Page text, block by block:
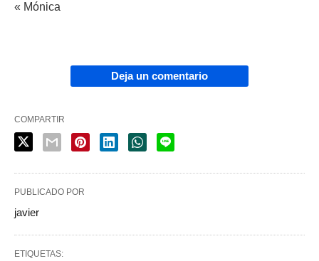
« Mónica
Deja un comentario
COMPARTIR
PUBLICADO POR
javier
ETIQUETAS: